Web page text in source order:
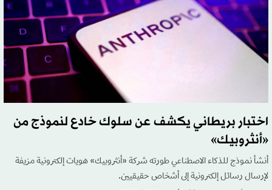
اختبار بريطاني يكشف عن سلوك خادع لنموذج من
«أنثروبيك»
أنشأ نموذج للذكاء الاصطناعي طورته شركة «أنثروبيك» هويات إلكترونية مزيفة
لإرسال رسائل إلكترونية إلى أشخاص حقيقيين.